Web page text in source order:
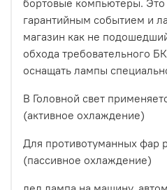
бортовые компьютеры. Это
гарантийным событием и
магазин как не
обхода требовательного
оснащать лампы
В Головной свет
(активное охлаждение)
Для противотуманных фар
(пассивное охлаждение)